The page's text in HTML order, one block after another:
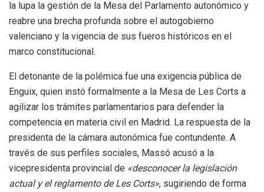
la lupa la gestión de la Mesa del Parlamento autonómico y
reabre una brecha profunda sobre el autogobierno
valenciano y la vigencia de sus fueros históricos en el
marco constitucional.
El detonante de la polémica fue una exigencia pública de
Enguix, quien instó formalmente a la Mesa de Les Corts a
agilizar los trámites parlamentarios para defender la
competencia en materia civil en Madrid. La respuesta de la
presidenta de la cámara autonómica fue contundente. A
través de sus perfiles sociales, Massó acusó a la
vicepresidenta provincial de «desconocer la legislación
actual y el reglamento de Les Corts», sugiriendo de forma